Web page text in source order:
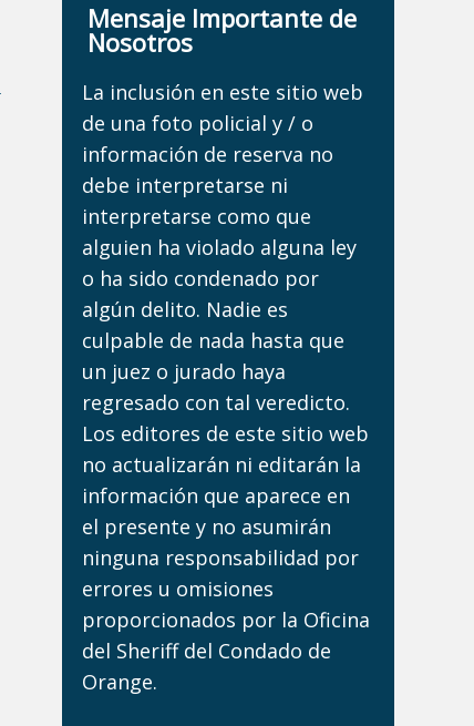
Mensaje Importante de
Nosotros
La inclusión en este sitio web
de una foto policial y / o
información de reserva no
debe interpretarse ni
interpretarse como que
alguien ha violado alguna ley
o ha sido condenado por
algún delito. Nadie es
culpable de nada hasta que
un juez o jurado haya
regresado con tal veredicto.
Los editores de este sitio web
no actualizarán ni editarán la
información que aparece en
el presente y no asumirán
ninguna responsabilidad por
errores u omisiones
proporcionados por la Oficina
del Sheriff del Condado de
Orange.